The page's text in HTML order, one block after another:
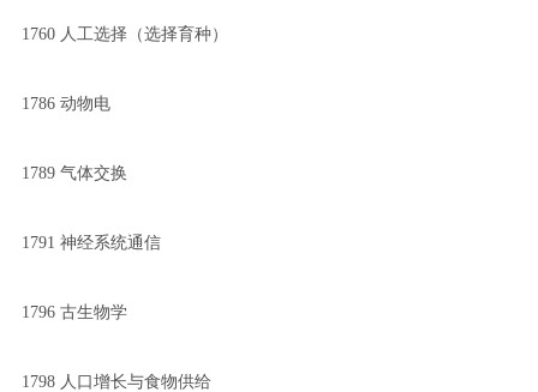
1760 人工选择（选择育种）
1786 动物电
1789 气体交换
1791 神经系统通信
1796 古生物学
1798 人口增长与食物供给